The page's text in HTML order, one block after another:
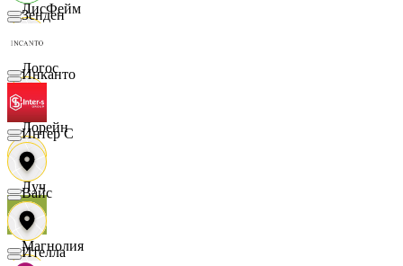
ЛисФейм
Логос
Лорейн
Луч
Магнолия
Зенден
Инканто
Интер С
Вайс
Ителла